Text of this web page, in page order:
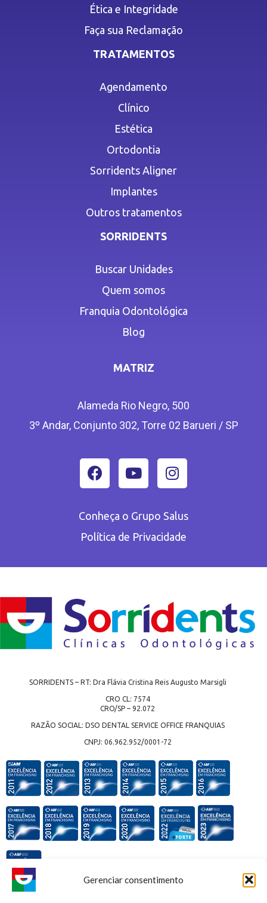
Gerenciar consentimento
Ética e Integridade
Faça sua Reclamação
TRATAMENTOS
Agendamento
Clínico
Estética
Ortodontia
Sorridents Aligner
Implantes
Outros tratamentos
SORRIDENTS
Buscar Unidades
Quem somos
Franquia Odontológica
Blog
MATRIZ
Alameda Rio Negro, 500
3º Andar, Conjunto 302, Torre 02 Barueri / SP
Conheça o Grupo Salus
Política de Privacidade
SORRIDENTS – RT: Dra Flávia Cristina Reis Augusto Marsigli
CRO CL: 7574
CRO/SP – 92.072
RAZÃO SOCIAL: DSO DENTAL SERVICE OFFICE FRANQUIAS
CNPJ: 06.962.952/0001-72